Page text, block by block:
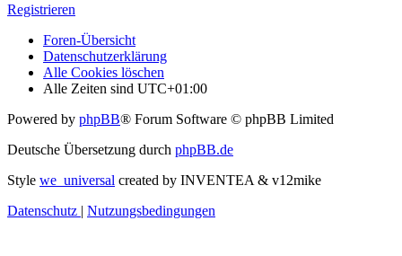
Registrieren
Foren-Übersicht
Datenschutzerklärung
Alle Cookies löschen
Alle Zeiten sind UTC+01:00
Powered by phpBB® Forum Software © phpBB Limited
Deutsche Übersetzung durch phpBB.de
Style we_universal created by INVENTEA & v12mike
Datenschutz | Nutzungsbedingungen